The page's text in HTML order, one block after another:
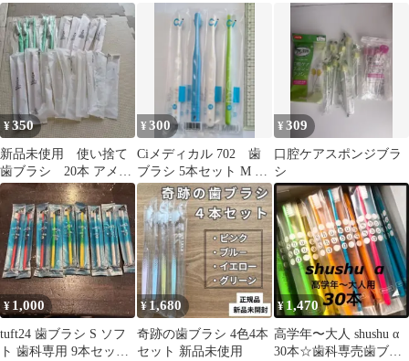
えブラシ
おまけ付き
新品未開封正規品
¥350
新品未使用 使い捨て
歯ブラシ 20本 アメニ
ティ ホテル
¥300
Ciメディカル 702 歯
ブラシ 5本セット M ふ
つう
¥309
口腔ケアスポンジブラ
シ
¥ 1,000
tuft24 歯ブラシ S ソフ
ト 歯科専用 9本セッ
¥ 1,680
奇跡の歯ブラシ 4色4本
セット 新品未使用
¥ 1,470
高学年〜大人 shushu α
30本☆歯科専売歯ブラ